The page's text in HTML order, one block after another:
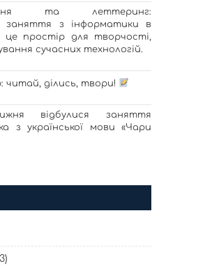
та леттеринг:
заняття з інформатики в
це простір для творчості,
сучасних технологій.
читай, ділись, твори!
відбулися заняття
з української мови «Чари